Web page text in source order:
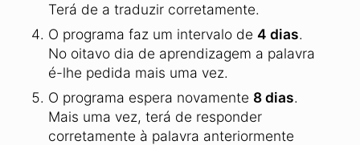
Terá de a traduzir corretamente.
O programa faz um intervalo de 4 dias.
No oitavo dia de aprendizagem a palavra
é-lhe pedida mais uma vez.
O programa espera novamente 8 dias.
Mais uma vez, terá de responder
corretamente à palavra anteriormente